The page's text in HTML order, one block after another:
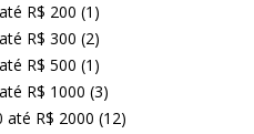
R$ 200 (1)
R$ 300 (2)
R$ 500 (1)
R$ 1000 (3)
até R$ 2000 (12)